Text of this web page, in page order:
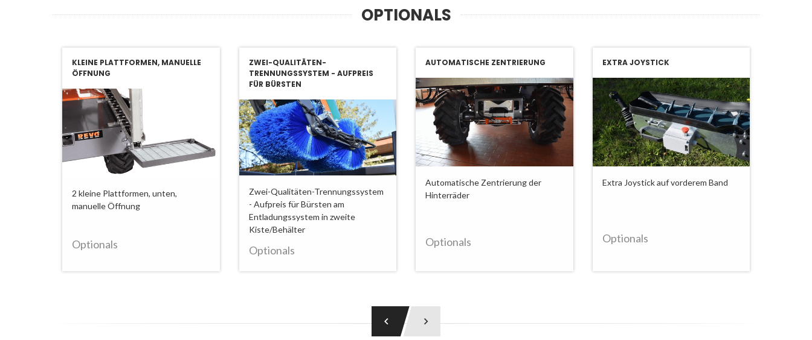
OPTIONALS
KLEINE PLATTFORMEN, MANUELLE
ÖFFNUNG
2 kleine Plattformen, unten,
manuelle Öffnung
Optionals
ZWEI-QUALITÄTEN-
TRENNUNGSSYSTEM - AUFPREIS
FÜR BÜRSTEN
Zwei-Qualitäten-Trennungssystem
- Aufpreis für Bürsten am
Entladungssystem in zweite
Kiste/Behälter
Optionals
AUTOMATISCHE ZENTRIERUNG
Automatische Zentrierung der
Hinterräder
Optionals
EXTRA JOYSTICK
Extra Joystick auf vorderem Band
Optionals